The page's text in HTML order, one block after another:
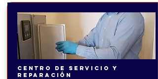
CENTRO DE SERVICIO Y
REPARACIÓN